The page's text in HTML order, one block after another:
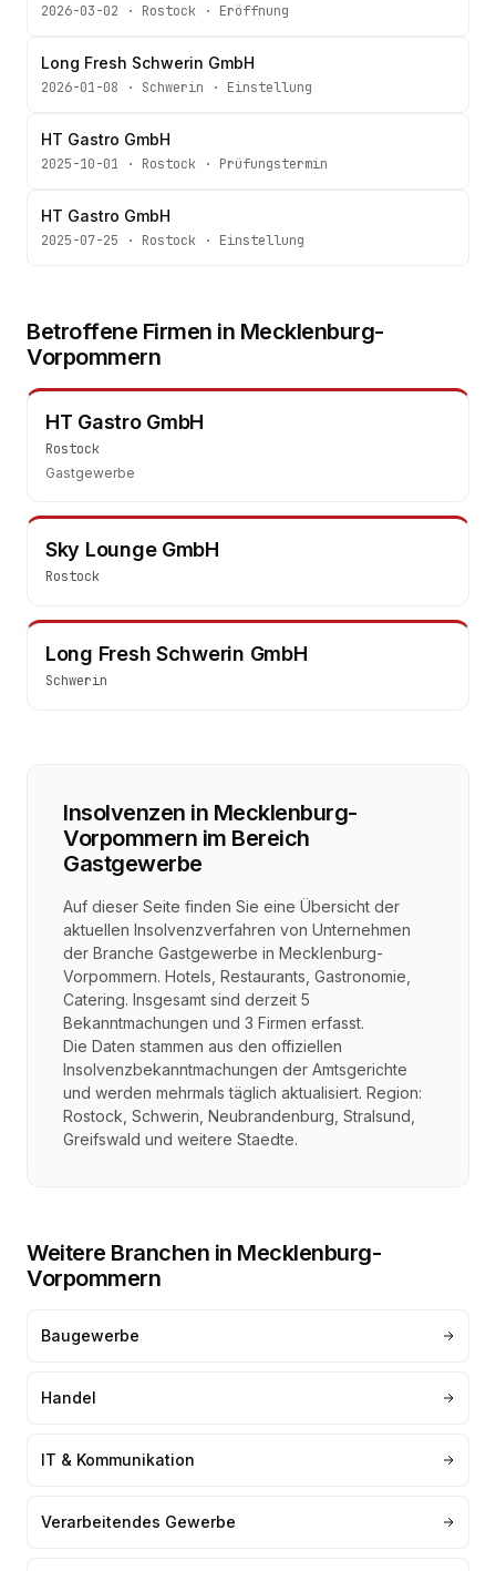
2026-03-02 · Rostock · Eröffnung
Long Fresh Schwerin GmbH
2026-01-08 · Schwerin · Einstellung
HT Gastro GmbH
2025-10-01 · Rostock · Prüfungstermin
HT Gastro GmbH
2025-07-25 · Rostock · Einstellung
Betroffene Firmen in Mecklenburg-
Vorpommern
HT Gastro GmbH
Rostock
Gastgewerbe
Sky Lounge GmbH
Rostock
Long Fresh Schwerin GmbH
Schwerin
Insolvenzen in Mecklenburg-
Vorpommern im Bereich
Gastgewerbe
Auf dieser Seite finden Sie eine Übersicht der
aktuellen Insolvenzverfahren von Unternehmen
der Branche Gastgewerbe in Mecklenburg-
Vorpommern. Hotels, Restaurants, Gastronomie,
Catering. Insgesamt sind derzeit 5
Bekanntmachungen und 3 Firmen erfasst.
Die Daten stammen aus den offiziellen
Insolvenzbekanntmachungen der Amtsgerichte
und werden mehrmals täglich aktualisiert. Region:
Rostock, Schwerin, Neubrandenburg, Stralsund,
Greifswald und weitere Staedte.
Weitere Branchen in Mecklenburg-
Vorpommern
Baugewerbe
Handel
IT & Kommunikation
Verarbeitendes Gewerbe